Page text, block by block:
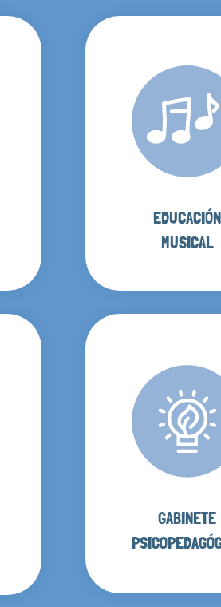
EDUCACIÓN
MUSICAL
GABINETE